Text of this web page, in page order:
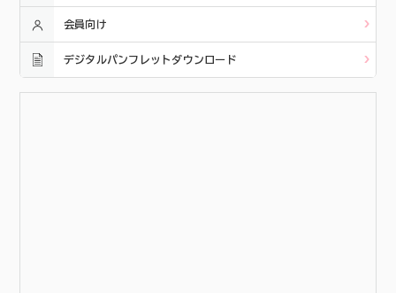
会員向け
デジタルパンフレットダウンロード